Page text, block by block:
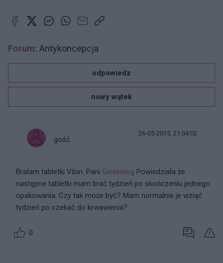
Forum: Antykoncepcja
odpowiedz
nowy wątek
gość
26-05-2015, 21:04:02
Brałam tabletki Vibin. Pani Ginekolog Powiedziała że
następne tabletki mam brać tydzień po skończeniu jednego
opakowania. Czy tak może być? Mam normalnie je wziąć
tydzień po czekać do krwawienia?
0